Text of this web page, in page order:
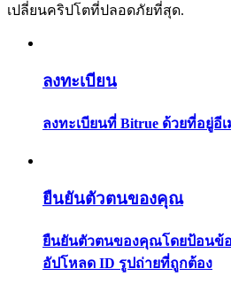
คู่มือเริ่มต้นฟิวเจอร์ส
กลยุทธ์การซื้อขาย
เปลี่ยนคริปโตที่ปลอดภัยที่สุด.
ลงทะเบียน
ลงทะเบียนที่ Bitrue ด้วยที่อยู่อี
ยืนยันตัวตนของคุณ
ยืนยันตัวตนของคุณโดยป้อนข้
อัปโหลด ID รูปถ่ายที่ถูกต้อง